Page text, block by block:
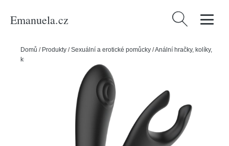
Emanuela.cz Vyhledávání
Domů / Produkty /Sexuální a erotické pomůcky /Anální hračky, kolíky,
kuličky